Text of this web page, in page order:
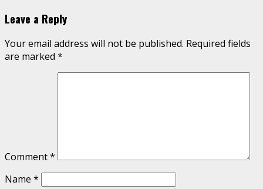
Leave a Reply
Your email address will not be published. Required fields
are marked *
Comment*
Name *